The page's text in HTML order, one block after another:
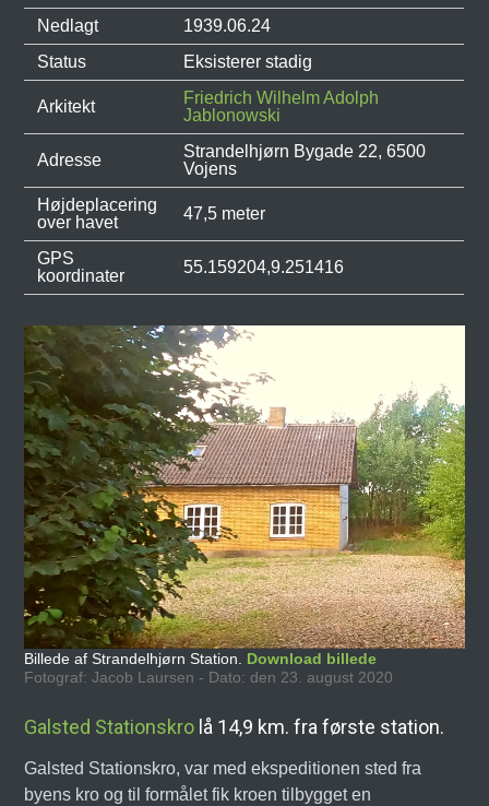
Nedlagt
1939.06.24
Status
Eksisterer stadig
Arkitekt
Friedrich Wilhelm Adolph
Jablonowski
Adresse
Strandelhjørn Bygade 22, 6500
Vojens
Højdeplacering
over havet
47,5 meter
GPS
koordinater
55.159204,9.251416
Billede af Strandelhjørn Station. Download billede
Fotograf: Jacob Laursen - Dato: den 23. august 2020
Galsted Stationskro lå 14,9 km. fra første station.
Galsted Stationskro, var med ekspeditionen sted fra
byens kro og til formålet fik kroen tilbygget en